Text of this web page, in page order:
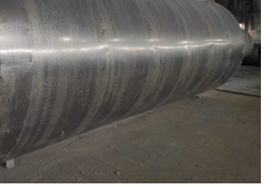
я соглашаюсь на обработку персональных
политике конфиденциальности
Получить расчет за 1 час